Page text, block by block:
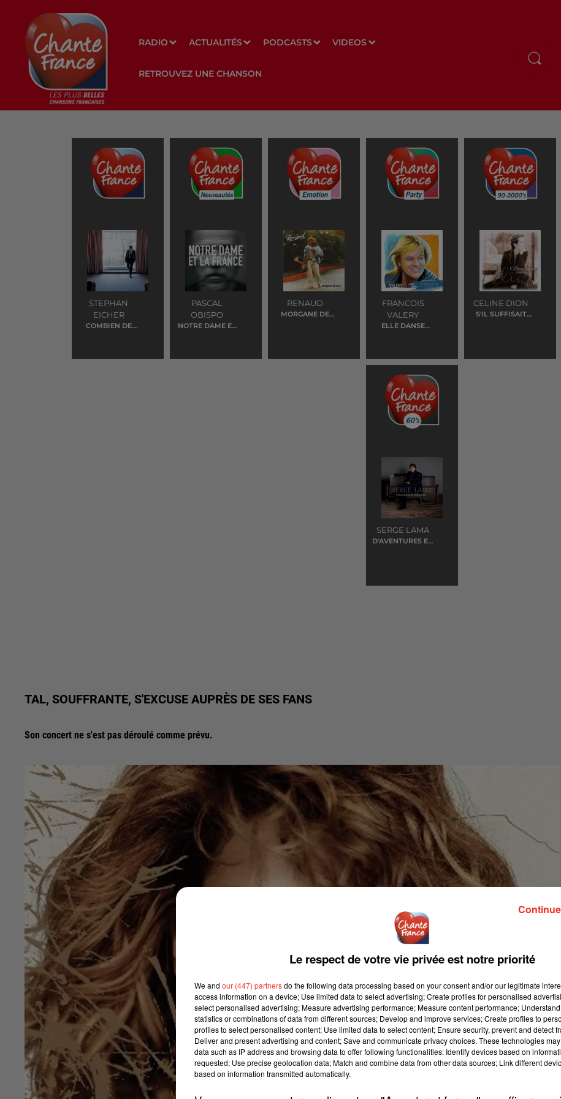
RADIO ACTUALITÉS PODCASTS VIDEOS
RETROUVEZ UNE CHANSON
STEPHAN
EICHER
COMBIEN DE
PASCAL
OBISPO
NOTRE DAME ET
RENAUD
MORGANE DE
FRANCOIS
VALERY
ELLE DANSE
CELINE DION
S'IL SUFFISAIT
SERGE LAMA
D'AVENTURES EN
TAL, SOUFFRANTE, S'EXCUSE AUPRÈS DE SES FANS
Son concert ne s'est pas déroulé comme prévu.
Le respect de votre vie privée est notre priorité
We and our (447) partnersdo the following data processing based on your consent and/or our legitimate
access information on a device; Use limited data to select advertising; Create profiles for personalised
select personalised advertising; Measure advertising performance; Measure content performance;
statistics or combinations of data from different sources; Develop and improve services; Create profiles to
profiles to select personalised content; Use limited data to select content; Ensure security, prevent and detect
Deliver and present advertising and content; Save and communicate privacy choices. These technologies
data such as IP address and browsing data to offer following functionalities: Identify devices based on
requested; Use precise geolocation data; Match and combine data from other data sources; Link different
based on information transmitted automatically.